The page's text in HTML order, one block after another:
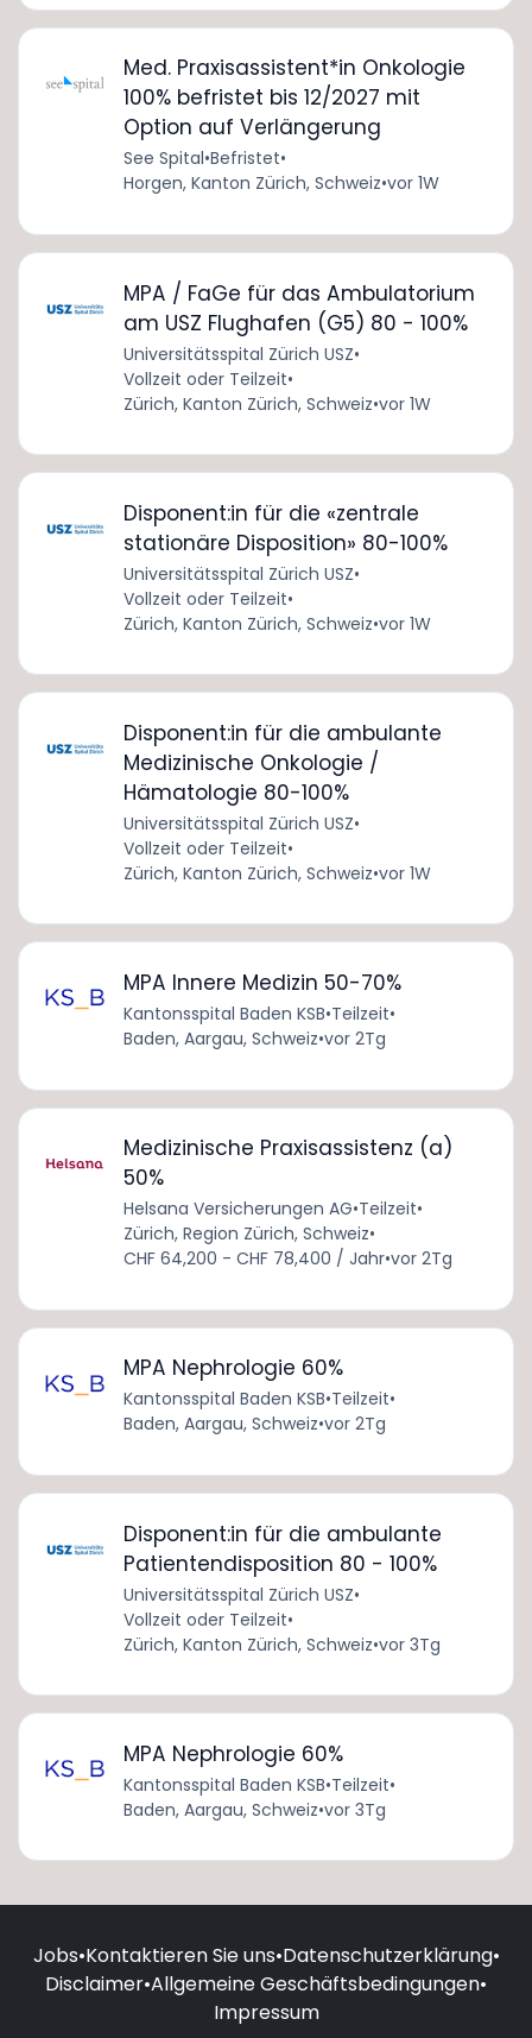
Med. Praxisassistent*in Onkologie
100% befristet bis 12/2027 mit
Option auf Verlängerung
See Spital•Befristet•
Horgen, Kanton Zürich, Schweiz•vor 1W
MPA / FaGe für das Ambulatorium
am USZ Flughafen (G5) 80 - 100%
Universitätsspital Zürich USZ•
Vollzeit oder Teilzeit•
Zürich, Kanton Zürich, Schweiz•vor 1W
Disponent:in für die «zentrale
stationäre Disposition» 80-100%
Universitätsspital Zürich USZ•
Vollzeit oder Teilzeit•
Zürich, Kanton Zürich, Schweiz•vor 1W
Disponent:in für die ambulante
Medizinische Onkologie /
Hämatologie 80-100%
Universitätsspital Zürich USZ•
Vollzeit oder Teilzeit•
Zürich, Kanton Zürich, Schweiz•vor 1W
MPA Innere Medizin 50-70%
Kantonsspital Baden KSB•Teilzeit•
Baden, Aargau, Schweiz•vor 2Tg
Medizinische Praxisassistenz (a)
50%
Helsana Versicherungen AG•Teilzeit•
Zürich, Region Zürich, Schweiz•
CHF 64,200 - CHF 78,400 / Jahr•vor 2Tg
MPA Nephrologie 60%
Kantonsspital Baden KSB•Teilzeit•
Baden, Aargau, Schweiz•vor 2Tg
Disponent:in für die ambulante
Patientendisposition 80 - 100%
Universitätsspital Zürich USZ•
Vollzeit oder Teilzeit•
Zürich, Kanton Zürich, Schweiz•vor 3Tg
MPA Nephrologie 60%
Kantonsspital Baden KSB•Teilzeit•
Baden, Aargau, Schweiz•vor 3Tg
Jobs•Kontaktieren Sie uns•Datenschutzerklärung•
Disclaimer•Allgemeine Geschäftsbedingungen•
Impressum